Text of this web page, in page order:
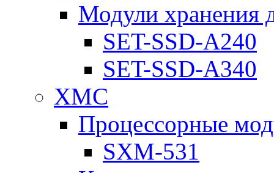
Модули хранения
SET-SSD-A240
SET-SSD-A340
XMC
Процессорные
SXM-531